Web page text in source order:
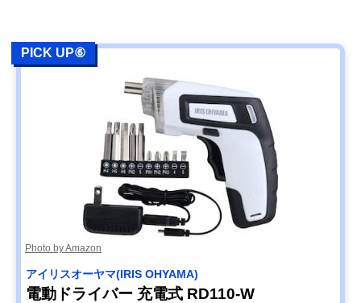
PICK UP⑥
Photo by Amazon
アイリスオーヤマ(IRIS OHYAMA)
電動ドライバー 充電式 RD110-W